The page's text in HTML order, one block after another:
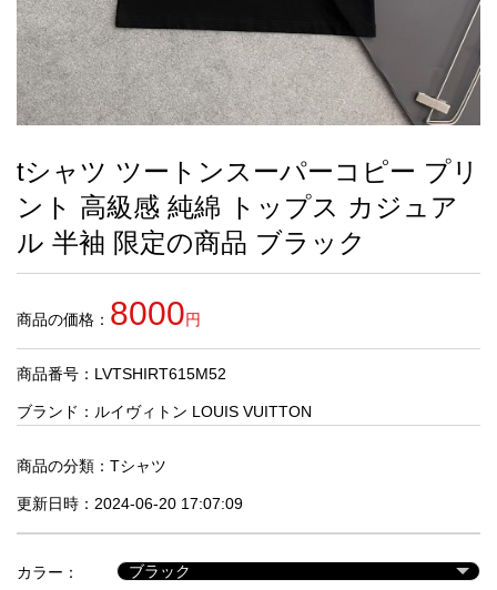
最
新
製
品
す
す
め
商
人
気
商
セ
ル
tシャツ ツートンスーパーコピー プリ
ント 高級感 純綿 トップス カジュア
ル 半袖 限定の商品 ブラック
商品の価格： 8000円
商品番号：LVTSHIRT615M52
ブランド： ルイヴィトン LOUIS VUITTON
商品の分類： Tシャツ
更新日時：2024-06-20 17:07:09
カラー：